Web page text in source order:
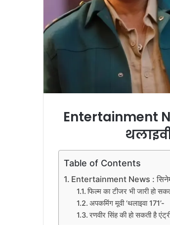
Entertainment
Table of Contents
Entertainment News : सिनेमा
फिल्म का टीजर भी जारी हो
अपकमिंग मूवी ‘थलाइवा 171’-
रणवीर सिंह की हो सकती है